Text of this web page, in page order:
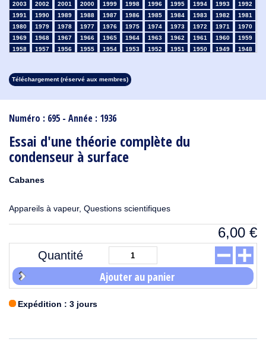
Numéro : 695 - Année : 1936
Essai d'une théorie complète du
condenseur à surface
Cabanes
Appareils à vapeur, Questions scientifiques
6,00 €
Quantité
Ajouter au panier
Expédition : 3 jours
2003
2002 2001 2000 1999 1998 1996 1995 1994 1993
1992
1991
1990 1989 1988 1987 1986 1985 1984 1983 1982
1981
1980
1979 1978 1977 1976 1975 1974 1973 1972 1971
1970
1969
1968 1967 1966 1965 1964 1963 1962 1961 1960
1959
1958
1957 1956 1955 1954 1953 1952 1951 1950 1949
1948
1913
1912 1911 1910 1909 1908
Téléchargement (réservé aux membres)